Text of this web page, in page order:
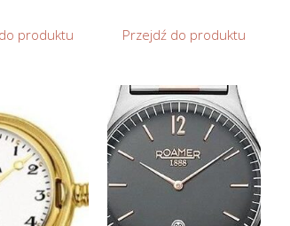
produktu Przejdź do produktu